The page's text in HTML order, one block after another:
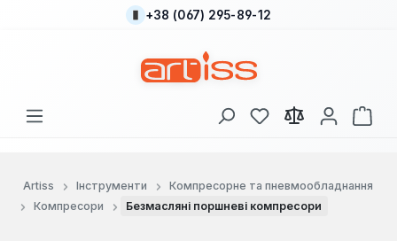
Перейти до основного вмісту
+38 (067) 295-89-12
У вас є 0 у списку
Artiss Інструменти
Компресорне та пневмообладнання
Компресори
Безмасляні поршневі компресори